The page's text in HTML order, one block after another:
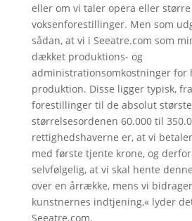
eller om vi taler opera eller større
voksenforestillinger. Men som
sådan, at vi i Seeatre.com som
dækket produktions- og
administrationsomkostninger for
produktion. Disse ligger typisk,
forestillinger til de absolut
størrelsesordenen 60.000 til
rettighedshaverne er, at vi
med første tjente krone, og
selvfølgelig, at vi skal hente
over en årrække, mens vi
kunstnernes indtjening,« lyder
Seeatre.com.